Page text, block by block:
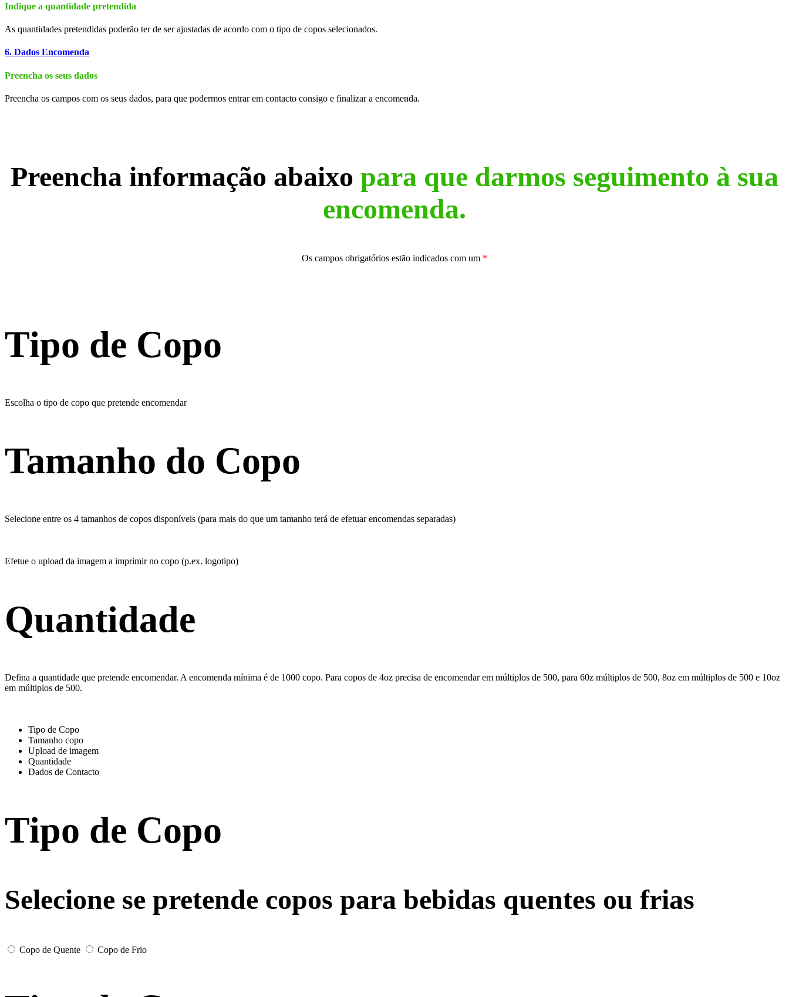
Indique a quantidade pretendida
As quantidades pretendidas poderão ter de ser ajustadas de acordo com o tipo de copos selecionados.
6. Dados Encomenda
Preencha os seus dados
Preencha os campos com os seus dados, para que podermos entrar em contacto consigo e finalizar a encomenda.
Preencha informação abaixo para que darmos seguimento à sua
encomenda.
Os campos obrigatórios estão indicados com um *
Tipo de Copo
Escolha o tipo de copo que pretende encomendar
Tamanho do Copo
Selecione entre os 4 tamanhos de copos disponíveis (para mais do que um tamanho terá de efetuar encomendas separadas)
Efetue o upload da imagem a imprimir no copo (p.ex. logotipo)
Quantidade
Defina a quantidade que pretende encomendar. A encomenda mínima é de 1000 copo. Para copos de 4oz precisa de encomendar em múltiplos de 500, para 60z múltiplos de 500, 8oz em múltiplos de 500 e 10oz
em múltiplos de 500.
Tipo de Copo
Tamanho copo
Upload de imagem
Quantidade
Dados de Contacto
Tipo de Copo
Selecione se pretende copos para bebidas quentes ou frias
Copo de Quente Copo de Frio